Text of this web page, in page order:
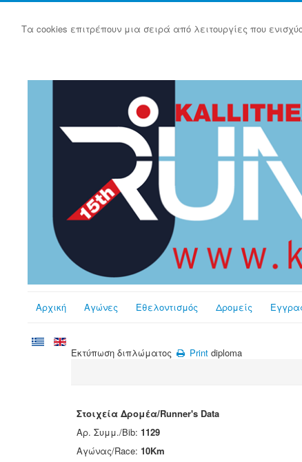
Τα cookies επιτρέπουν μια σειρά από λειτουργίες που
Αρχική Αγώνες Εθελοντισμός Δρομείς
Εκτύπωση διπλώματος Print diploma
Στοιχεία Δρομέα/Runner's Data
Αρ. Συμμ./Bib:1129
Αγώνας/Race:10Km